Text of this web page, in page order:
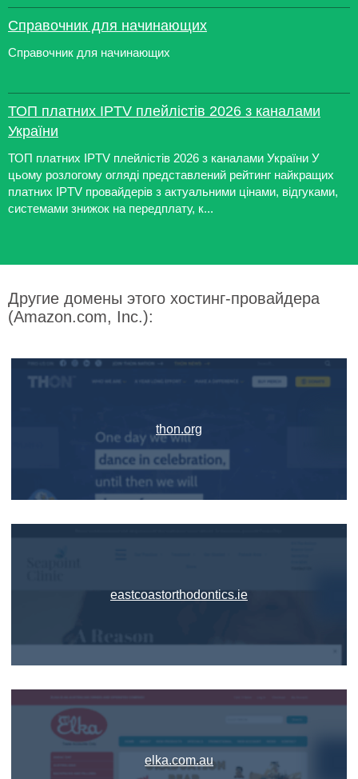
Справочник для начинающих
Справочник для начинающих
ТОП платних IPTV плейлістів 2026 з каналами
України
ТОП платних IPTV плейлістів 2026 з каналами України У
цьому розлогому огляді представлений рейтинг найкращих
платних IPTV провайдерів з актуальними цінами, відгуками,
системами знижок на передплату, к...
Другие домены этого хостинг-провайдера
(Amazon.com, Inc.):
thon.org
eastcoastorthodontics.ie
elka.com.au